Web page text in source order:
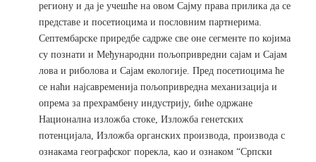
региону и да је учешће на овом Сајму права прилика да се
представе и посетиоцима и пословним партнерима.
Септембарске приредбе садрже све оне сегменте по којима
су познати и Међународни пољопривредни сајам и Сајам
лова и риболова и Сајам екологије. Пред посетиоцима ће
се наћи најсавременија пољопривредна механизација и
опрема за прехрамбену индустрију, биће одржане
Национална изложба стоке, Изложба генетских
потенцијала, Изложба органских производа, производа с
ознакама географског порекла, као и ознаком “Српски